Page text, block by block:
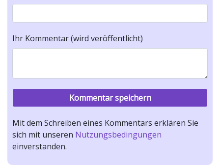
Ihr Kommentar (wird veröffentlicht)
Mit dem Schreiben eines Kommentars erklären Sie
sich mit unseren Nutzungsbedingungen
einverstanden.